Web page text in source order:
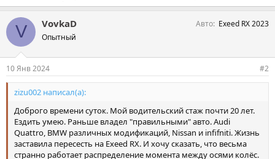
V VovkaD
Опытный
Авто Exeed RX 2023
10 Янв 2024 #2
zizu002 написал(а):
Доброго времени суток. Мой водительский стаж почти 20 лет.
Ездить умею. Раньше владел "правильными" авто. Audi
Quattro, BMW различных модификаций, Nissan и infifniti. Жизнь
заставила пересесть на Exeed RX. И хочу сказать, что весьма
странно работает распределение момента между осями колёс.